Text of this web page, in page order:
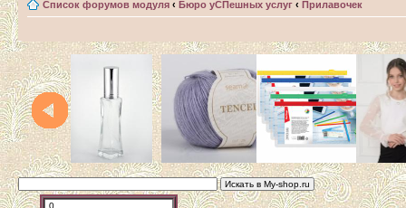
Список форумов модуля ‹ Бюро уСПешных услуг ‹ Прилавочек